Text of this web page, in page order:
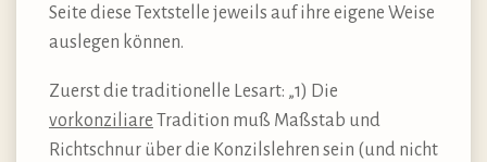
Seite diese Textstelle jeweils auf ihre eigene Weise
auslegen können.
Zuerst die traditionelle Lesart: „1) Die
vorkonziliare Tradition muß Maßstab und
Richtschnur über die Konzilslehren sein (und nicht